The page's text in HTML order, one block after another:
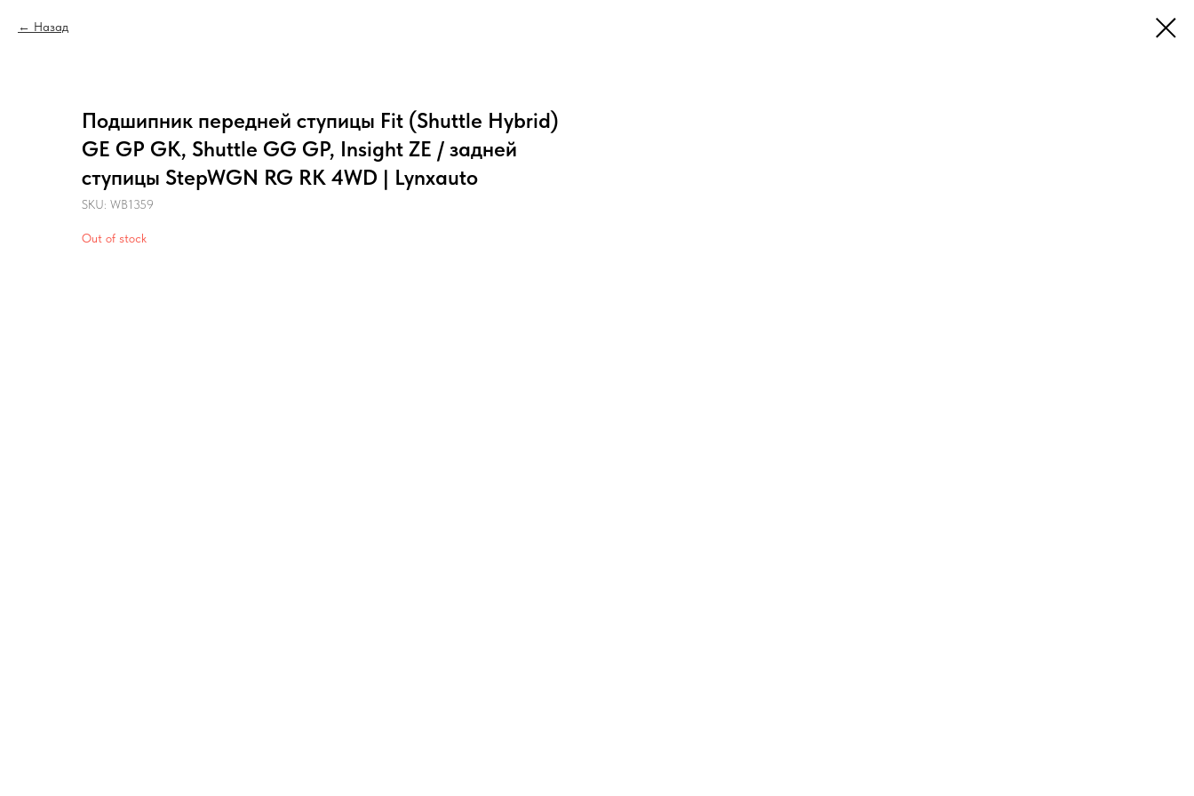
Назад
Подшипник передней ступицы Fit (Shuttle Hybrid)
GE GP GK, Shuttle GG GP, Insight ZE / задней
ступицы StepWGN RG RK 4WD | Lynxauto
SKU: WB1359
Out of stock